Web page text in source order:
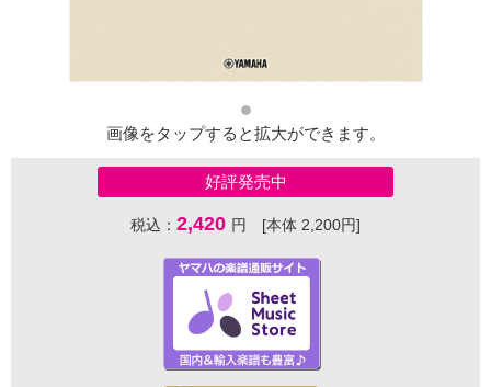
画像をタップすると拡大ができます。
好評発売中
税込： 2,420 円 [本体 2,200円]